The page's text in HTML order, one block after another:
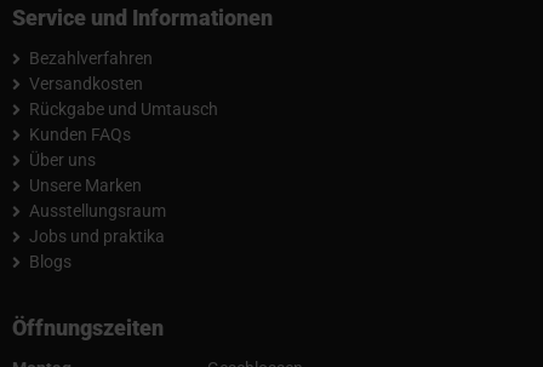
Service und Informationen
Bezahlverfahren
Versandkosten
Rückgabe und Umtausch
Kunden FAQs
Über uns
Unsere Marken
Ausstellungsraum
Jobs und praktika
Blogs
Öffnungszeiten